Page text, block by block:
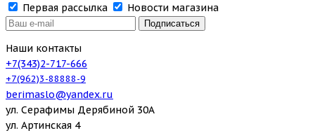
Первая рассылка
Новости магазина
Наши контакты
+7(343)2-717-666
+7(962)3-88888-9
berimaslo@yandex.ru
ул. Серафимы Дерябиной 30А
ул. Артинская 4